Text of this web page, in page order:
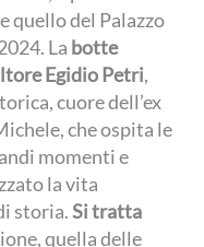
quello del Palazzo
La botte
Egidio Petri,
cuore dell’ex
che ospita le
momenti e
la vita
storia.Si tratta
quella delle